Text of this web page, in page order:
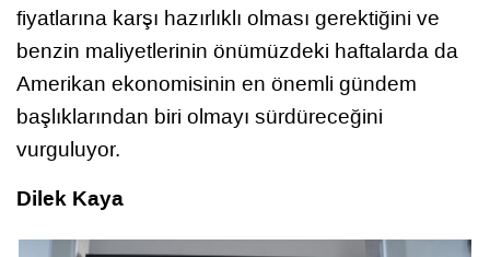
fiyatlarına karşı hazırlıklı olması gerektiğini ve
benzin maliyetlerinin önümüzdeki haftalarda da
Amerikan ekonomisinin en önemli gündem
başlıklarından biri olmayı sürdüreceğini
vurguluyor.
Dilek Kaya